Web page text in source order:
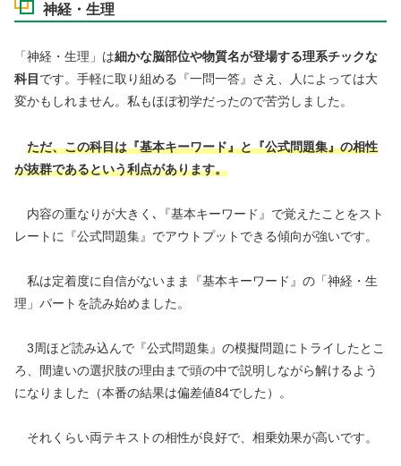
神経・生理
「神経・生理」は細かな脳部位や物質名が登場する理系チックな
科目 です。手軽に取り組める『一問一答』さえ、人によっては大
変かもしれません。私もほぼ初学だったので苦労しました。
ただ、この科目は『基本キーワード』と『公式問題集』の相性
が抜群であるという利点があります。
内容の重なりが大きく､『基本キーワード』で覚えたことをスト
レートに『公式問題集』でアウトプットできる傾向が強いです。
私は定着度に自信がないまま『基本キーワード』の「神経・生
理」パートを読み始めました。
3周ほど読み込んで『公式問題集』の模擬問題にトライしたとこ
ろ、間違いの選択肢の理由まで頭の中で説明しながら解けるよう
になりました（本番の結果は偏差値84でした）。
それくらい両テキストの相性が良好で、相乗効果が高いです。